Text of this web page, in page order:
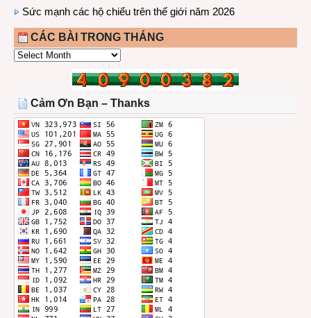
Sức mạnh các hộ chiếu trên thế giới năm 2026
CÁC BÀI TRONG THÁNG
CÁC
THÁNG
Cảm Ơn Bạn – Thanks